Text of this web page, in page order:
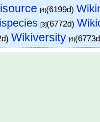
[4](6199d)
[3](6772d)
Wikiversity [4]